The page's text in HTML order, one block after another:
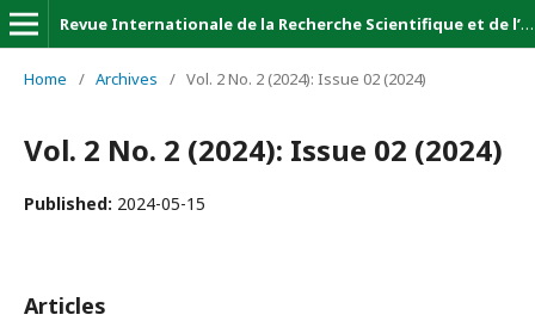
Revue Internationale de la Recherche Scientifique et de l’Innovation (Revue-IRSI)
Home / Archives / Vol. 2 No. 2 (2024): Issue 02 (2024)
Vol. 2 No. 2 (2024): Issue 02 (2024)
Published: 2024-05-15
Articles